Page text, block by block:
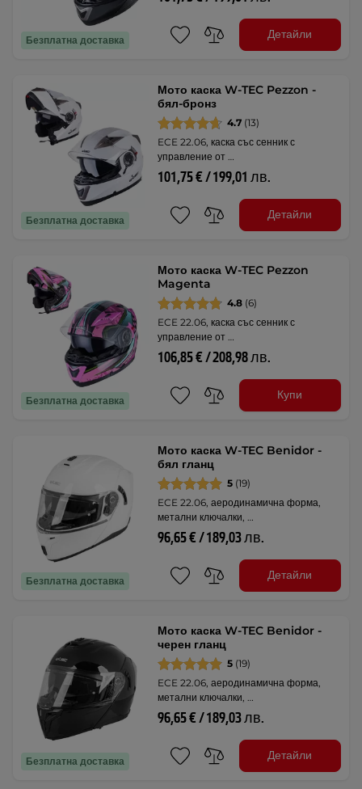
Безплатна доставка Детайли
Безплатна доставка
Мото каска W-TEC Pezzon -
бял-бронз
4.7 (13)
ECE 22.06, каска със сенник с
управление от …
101,75 € / 199,01 лв.
Детайли
Безплатна доставка
Мото каска W-TEC Pezzon
Magenta
4.8 (6)
ECE 22.06, каска със сенник с
управление от …
106,85 € / 208,98 лв.
Купи
Безплатна доставка
Мото каска W-TEC Benidor -
бял гланц
5 (19)
ECE 22.06, аеродинамична форма,
метални ключалки, …
96,65 € / 189,03 лв.
Детайли
Безплатна доставка
Мото каска W-TEC Benidor -
черен гланц
5 (19)
ECE 22.06, аеродинамична форма,
метални ключалки, …
96,65 € / 189,03 лв.
Детайли